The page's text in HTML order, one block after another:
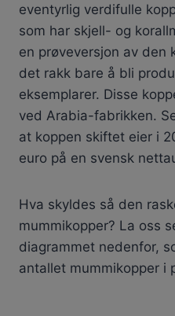
eventyrlig verdifulle
som har skjell- og
en prøveversjon av den
det rakk bare å bli
eksemplarer. Disse
ved Arabia-fabrikken.
at koppen skiftet eier i
euro på en svensk
Hva skyldes så den
mummikopper? La oss
diagrammet nedenfor,
antallet mummikopper i